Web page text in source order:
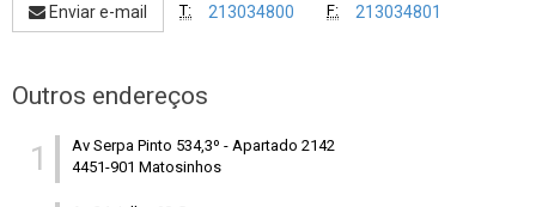
Enviar e-mail T: 213034800 F: 213034801
Outros endereços
1 Av Serpa Pinto 534,3º - Apartado 2142
4451-901 Matosinhos